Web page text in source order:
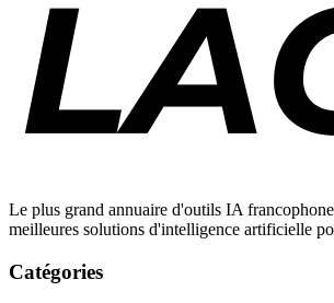
Le plus grand annuaire d'outils IA
meilleures solutions d'intelligence artificielle
Catégories